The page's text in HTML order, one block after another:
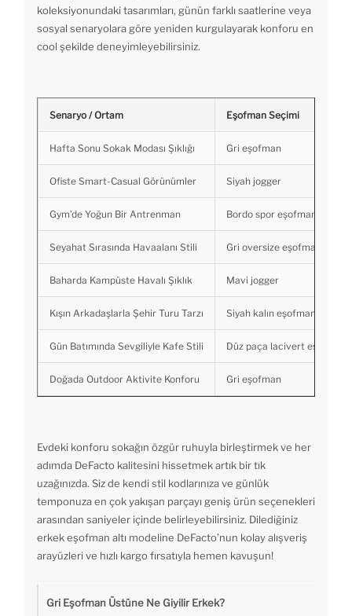
koleksiyonundaki tasarımları, günün farklı saatlerine veya
sosyal senaryolara göre yeniden kurgulayarak konforu en
cool şekilde deneyimleyebilirsiniz.
Senaryo / Ortam Eşofman Seçimi
Hafta Sonu Sokak Modası Şıklığı Gri eşofman
Ofiste Smart-Casual Görünümler Siyah jogger
Gym’de Yoğun Bir Antrenman Bordo spor eşofman altı
Seyahat Sırasında Havaalanı Stili Gri oversize eşofman
Baharda Kampüste Havalı Şıklık Mavi jogger
Kışın Arkadaşlarla Şehir Turu Tarzı Siyah kalın eşofman altı
Gün Batımında Sevgiliyle Kafe Stili Düz paça lacivert eşofman
Doğada Outdoor Aktivite Konforu Gri eşofman
Evdeki konforu sokağın özgür ruhuyla birleştirmek ve her
adımda DeFacto kalitesini hissetmek artık bir tık
uzağınızda. Siz de kendi stil kodlarınıza ve günlük
temponuza en çok yakışan parçayı geniş ürün seçenekleri
arasından saniyeler içinde belirleyebilirsiniz. Dilediğiniz
erkek eşofman altı modeline DeFacto’nun kolay alışveriş
arayüzleri ve hızlı kargo fırsatıyla hemen kavuşun!
Gri Eşofman Üstüne Ne Giyilir Erkek?